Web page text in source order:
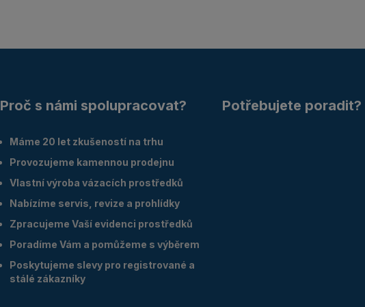
Proč s námi spolupracovat?
Máme 20 let zkušeností na trhu
Provozujeme kamennou prodejnu
Vlastní výroba vázacích prostředků
Nabízíme servis, revize a prohlídky
Zpracujeme Vaší evidenci prostředků
Poradíme Vám a pomůžeme s výběrem
Poskytujeme slevy pro registrované a
stálé zákazníky
Potřebujete poradit?